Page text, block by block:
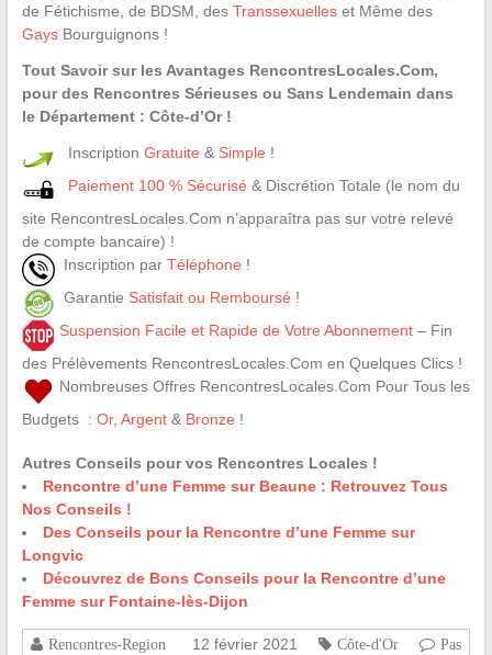
de Fétichisme, de BDSM, des Transsexuelleset Même des
GaysBourguignons !
Tout Savoir sur les Avantages RencontresLocales.Com,
pour des Rencontres Sérieuses ou Sans Lendemain dans
le Département : Côte-d’Or !
Inscription Gratuite & Simple !
Paiement 100 % Sécurisé & Discrétion Totale (le nom du
site RencontresLocales.Com n’apparaîtra pas sur votre relevé
de compte bancaire) !
Inscription par Téléphone !
Garantie Satisfait ou Remboursé !
Suspension Facile et Rapide de Votre Abonnement– Fin
des Prélèvements RencontresLocales.Com en Quelques Clics !
Nombreuses Offres RencontresLocales.Com Pour Tous les
Budgets : Or, Argent& Bronze !
Autres Conseils pour vos Rencontres Locales !
Rencontre d’une Femme sur Beaune : Retrouvez Tous
Nos Conseils !
Des Conseils pour la Rencontre d’une Femme sur
Longvic
Découvrez de Bons Conseils pour la Rencontre d’une
Femme sur Fontaine-lès-Dijon
Rencontres-Region 12 février 2021 Côte-d'Or
Pas